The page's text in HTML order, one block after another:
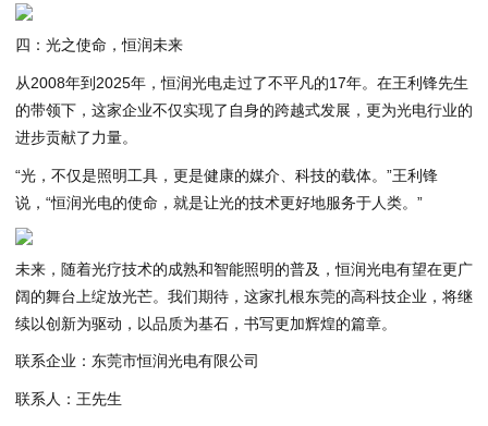
四：光之使命，恒润未来
从2008年到2025年，恒润光电走过了不平凡的17年。在王利锋先生
的带领下，这家企业不仅实现了自身的跨越式发展，更为光电行业的
进步贡献了力量。
“光，不仅是照明工具，更是健康的媒介、科技的载体。”王利锋
说，“恒润光电的使命，就是让光的技术更好地服务于人类。”
未来，随着光疗技术的成熟和智能照明的普及，恒润光电有望在更广
阔的舞台上绽放光芒。我们期待，这家扎根东莞的高科技企业，将继
续以创新为驱动，以品质为基石，书写更加辉煌的篇章。
联系企业：东莞市恒润光电有限公司
联系人：王先生